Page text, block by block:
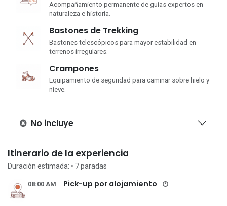
Acompañamiento permanente de guías expertos en
naturaleza e historia.
Bastones de Trekking
Bastones telescópicos para mayor estabilidad en
terrenos irregulares.
Crampones
Equipamiento de seguridad para caminar sobre hielo y
nieve.
No incluye
Itinerario de la experiencia
Duración estimada: • 7paradas
08:00 AM Pick-up por alojamiento